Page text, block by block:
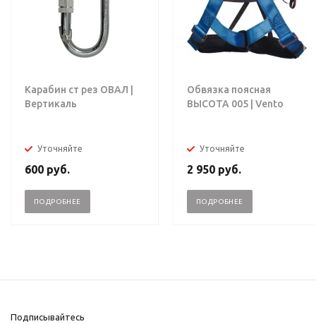
Карабин ст рез ОВАЛ |
Вертикаль
Уточняйте
600 руб.
ПОДРОБНЕЕ
Обвязка поясная
ВЫСОТА 005 | Vento
Уточняйте
2 950 руб.
ПОДРОБНЕЕ
Подписывайтесь